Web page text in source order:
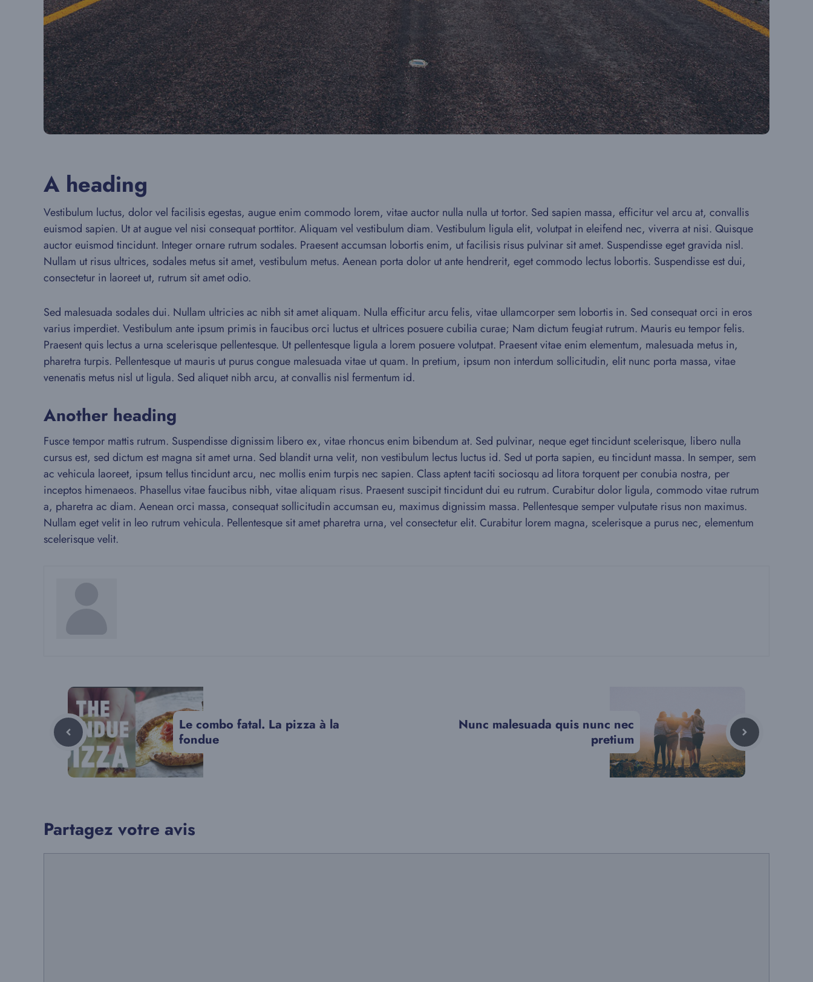
A heading
Vestibulum luctus, dolor vel facilisis egestas, augue enim commodo lorem, vitae auctor nulla nulla ut tortor. Sed sapien massa, efficitur vel arcu at, convallis
euismod sapien. Ut at augue vel nisi consequat porttitor. Aliquam vel vestibulum diam. Vestibulum ligula elit, volutpat in eleifend nec, viverra at nisi. Quisque
auctor euismod tincidunt. Integer ornare rutrum sodales. Praesent accumsan lobortis enim, ut facilisis risus pulvinar sit amet. Suspendisse eget gravida nisl.
Nullam ut risus ultrices, sodales metus sit amet, vestibulum metus. Aenean porta dolor ut ante hendrerit, eget commodo lectus lobortis. Suspendisse est dui,
consectetur in laoreet ut, rutrum sit amet odio.
Sed malesuada sodales dui. Nullam ultricies ac nibh sit amet aliquam. Nulla efficitur arcu felis, vitae ullamcorper sem lobortis in. Sed consequat orci in eros
varius imperdiet. Vestibulum ante ipsum primis in faucibus orci luctus et ultrices posuere cubilia curae; Nam dictum feugiat rutrum. Mauris eu tempor felis.
Praesent quis lectus a urna scelerisque pellentesque. Ut pellentesque ligula a lorem posuere volutpat. Praesent vitae enim elementum, malesuada metus in,
pharetra turpis. Pellentesque ut mauris ut purus congue malesuada vitae ut quam. In pretium, ipsum non interdum sollicitudin, elit nunc porta massa, vitae
venenatis metus nisl ut ligula. Sed aliquet nibh arcu, at convallis nisl fermentum id.
Another heading
Fusce tempor mattis rutrum. Suspendisse dignissim libero ex, vitae rhoncus enim bibendum at. Sed pulvinar, neque eget tincidunt scelerisque, libero nulla
cursus est, sed dictum est magna sit amet urna. Sed blandit urna velit, non vestibulum lectus luctus id. Sed ut porta sapien, eu tincidunt massa. In semper, sem
ac vehicula laoreet, ipsum tellus tincidunt arcu, nec mollis enim turpis nec sapien. Class aptent taciti sociosqu ad litora torquent per conubia nostra, per
inceptos himenaeos. Phasellus vitae faucibus nibh, vitae aliquam risus. Praesent suscipit tincidunt dui eu rutrum. Curabitur dolor ligula, commodo vitae rutrum
a, pharetra ac diam. Aenean orci massa, consequat sollicitudin accumsan eu, maximus dignissim massa. Pellentesque semper vulputate risus non maximus.
Nullam eget velit in leo rutrum vehicula. Pellentesque sit amet pharetra urna, vel consectetur elit. Curabitur lorem magna, scelerisque a purus nec, elementum
scelerisque velit.
Le combo fatal. La pizza à la
fondue
Nunc malesuada quis nunc nec
pretium
Partagez votre avis